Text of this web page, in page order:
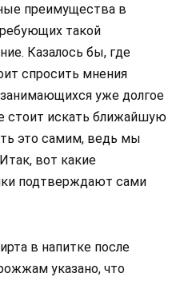
преимущества в
такой
Казалось бы, где
спросить мнения
уже долгое
стоит искать ближайшую
это самим, ведь мы
вот какие
подтверждают сами
в напитке после
указано, что